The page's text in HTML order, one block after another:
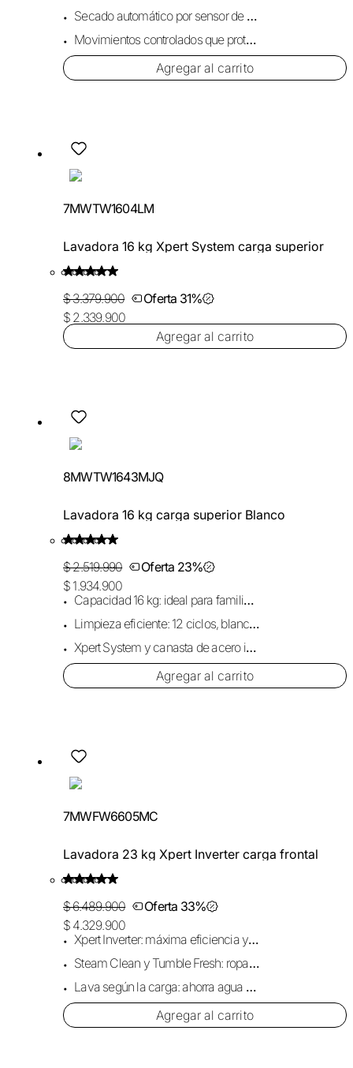
Secado automático por sensor de humedad.
Movimientos controlados que protegen los tejidos.
Agregar al carrito
7MWTW1604LM
Lavadora 16 kg Xpert System carga superior
$ 3.379.900
Oferta 31%
$ 2.339.900
Agregar al carrito
8MWTW1643MJQ
Lavadora 16 kg carga superior Blanco
$ 2.519.990
Oferta 23%
$ 1.934.900
Capacidad 16 kg: ideal para familias grandes.
Limpieza eficiente: 12 ciclos, blancos y color.
Xpert System y canasta de acero inoxidable.
Agregar al carrito
7MWFW6605MC
Lavadora 23 kg Xpert Inverter carga frontal
$ 6.489.900
Oferta 33%
$ 4.329.900
Xpert Inverter: máxima eficiencia y menos ruido.
Steam Clean y Tumble Fresh: ropa limpia y fresca.
Lava según la carga: ahorra agua y detergente.
Agregar al carrito